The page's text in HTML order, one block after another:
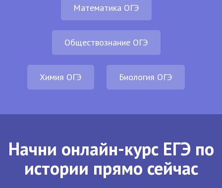
Математика ОГЭ
Обществознание ОГЭ
Химия ОГЭ Биология ОГЭ
Начни онлайн-курс ЕГЭ по
истории прямо сейчас